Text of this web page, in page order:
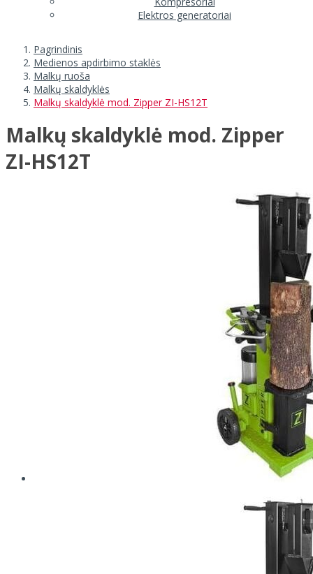
Elektros generatoriai
Pagrindinis
Medienos apdirbimo staklės
Malkų ruoša
Malkų skaldyklės
Malkų skaldyklė mod. Zipper ZI-HS12T
Malkų skaldyklė mod. Zipper
ZI-HS12T